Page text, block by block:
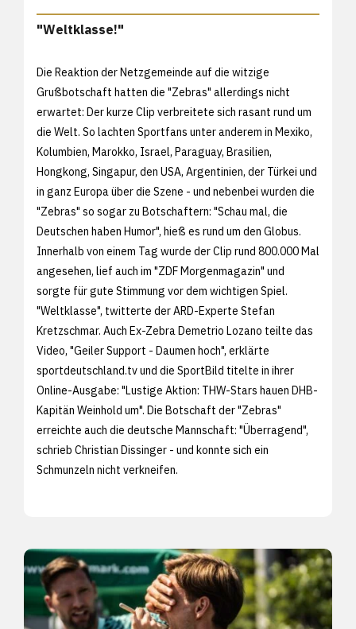
"Weltklasse!"
Die Reaktion der Netzgemeinde auf die witzige
Grußbotschaft hatten die "Zebras" allerdings nicht
erwartet: Der kurze Clip verbreitete sich rasant rund um
die Welt. So lachten Sportfans unter anderem in Mexiko,
Kolumbien, Marokko, Israel, Paraguay, Brasilien,
Hongkong, Singapur, den USA, Argentinien, der Türkei und
in ganz Europa über die Szene - und nebenbei wurden die
"Zebras" so sogar zu Botschaftern: "Schau mal, die
Deutschen haben Humor", hieß es rund um den Globus.
Innerhalb von einem Tag wurde der Clip rund 800.000 Mal
angesehen, lief auch im "ZDF Morgenmagazin" und
sorgte für gute Stimmung vor dem wichtigen Spiel.
"Weltklasse", twitterte der ARD-Experte Stefan
Kretzschmar. Auch Ex-Zebra Demetrio Lozano teilte das
Video, "Geiler Support - Daumen hoch", erklärte
sportdeutschland.tv und die SportBild titelte in ihrer
Online-Ausgabe: "Lustige Aktion: THW-Stars hauen DHB-
Kapitän Weinhold um". Die Botschaft der "Zebras"
erreichte auch die deutsche Mannschaft: "Überragend",
schrieb Christian Dissinger - und konnte sich ein
Schmunzeln nicht verkneifen.